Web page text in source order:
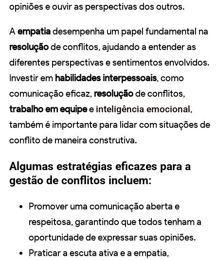
opiniões e ouvir as perspectivas dos outros.
Aempatiadesempenha um papel fundamental na
resoluçãode conflitos, ajudando a entender as
diferentes perspectivas e sentimentos envolvidos.
Investir em habilidades interpessoais, como
comunicação eficaz, resoluçãode conflitos,
trabalho em equipee inteligência emocional,
também é importante para lidar com situações de
conflito de maneira construtiva.
Algumas estratégias eficazes para a
gestão de conflitos incluem:
Promover uma comunicação aberta e
respeitosa, garantindo que todos tenham a
oportunidade de expressar suas opiniões.
Praticar a escuta ativa e a empatia,